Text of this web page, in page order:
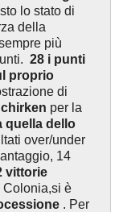
lo stato di
della
più
28 i punti
proprio
di
per la
quella dello
over/under
14
vittorie
Colonia,si è
. Per